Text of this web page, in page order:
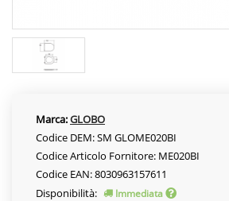
Marca:GLOBO
Codice DEM: SM GLOME020BI
Codice Articolo Fornitore: ME020BI
Codice EAN: 8030963157611
Disponibilità:
Immediata